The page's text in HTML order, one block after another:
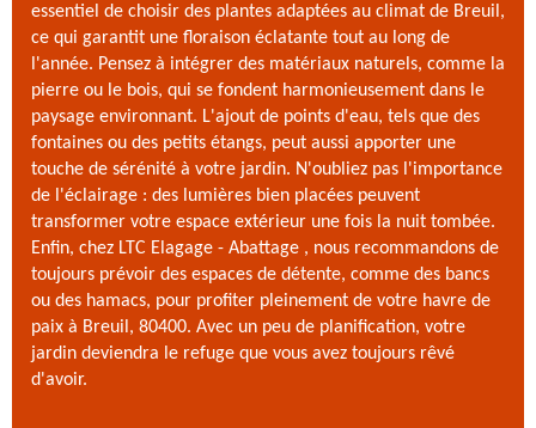
essentiel de choisir des plantes adaptées au climat de Breuil,
ce qui garantit une floraison éclatante tout au long de
l'année. Pensez à intégrer des matériaux naturels, comme la
pierre ou le bois, qui se fondent harmonieusement dans le
paysage environnant. L'ajout de points d'eau, tels que des
fontaines ou des petits étangs, peut aussi apporter une
touche de sérénité à votre jardin. N'oubliez pas l'importance
de l'éclairage : des lumières bien placées peuvent
transformer votre espace extérieur une fois la nuit tombée.
Enfin, chez LTC Elagage - Abattage , nous recommandons de
toujours prévoir des espaces de détente, comme des bancs
ou des hamacs, pour profiter pleinement de votre havre de
paix à Breuil, 80400. Avec un peu de planification, votre
jardin deviendra le refuge que vous avez toujours rêvé
d'avoir.